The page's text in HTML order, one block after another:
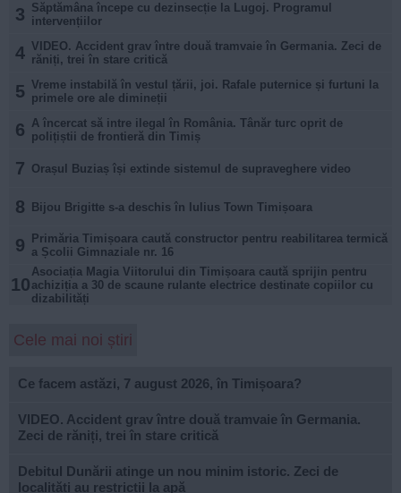
3 Săptămâna începe cu dezinsecție la Lugoj. Programul
intervențiilor
4 VIDEO. Accident grav între două tramvaie în Germania. Zeci de
răniți, trei în stare critică
5 Vreme instabilă în vestul țării, joi. Rafale puternice și furtuni la
primele ore ale dimineții
6 A încercat să intre ilegal în România. Tânăr turc oprit de
polițiștii de frontieră din Timiș
7 Orașul Buziaș își extinde sistemul de supraveghere video
8 Bijou Brigitte s-a deschis în Iulius Town Timișoara
9
Primăria Timișoara caută constructor pentru reabilitarea termică
a Școlii Gimnaziale nr. 16
10
Asociația Magia Viitorului din Timișoara caută sprijin pentru
achiziția a 30 de scaune rulante electrice destinate copiilor cu
dizabilități
Cele mai noi știri
Ce facem astăzi, 7 august 2026, în Timișoara?
VIDEO. Accident grav între două tramvaie în Germania.
Zeci de răniți, trei în stare critică
Debitul Dunării atinge un nou minim istoric. Zeci de
localități au restricții la apă